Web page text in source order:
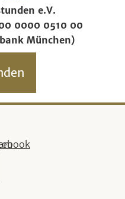
e.V.
0000 0510 00
München)